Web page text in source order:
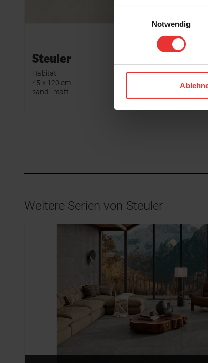
Notwendig
Steuler
Habitat
45 x 120 cm
sand - matt
45
Weitere Serien von Steuler